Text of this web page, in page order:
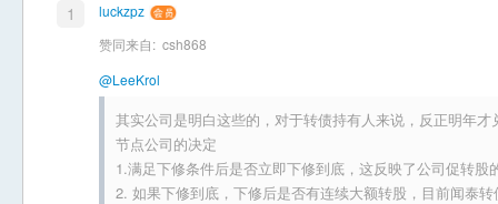
1
luckzpz
赞同来自: csh868
@LeeKrol
其实公司是明白这些的，对于转债持有人来说，反正明年
节点公司的决定
1.满足下修条件后是否立即下修到底，这反映了公司促转股
2. 如果下修到底，下修后是否有连续大额转股，目前闻泰